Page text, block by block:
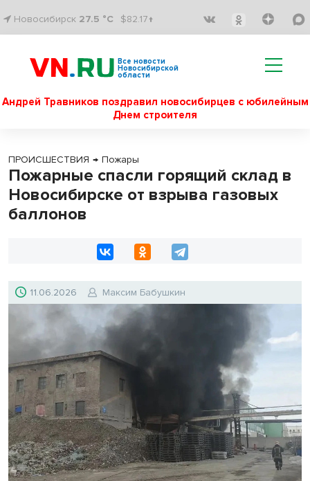
Новосибирск 27.5 °C $82.17↑
Все новости
Новосибирской
области
Андрей Травников поздравил новосибирцев с юбилейным
Днем строителя
ПРОИСШЕСТВИЯ → Пожары
Пожарные спасли горящий склад в
Новосибирске от взрыва газовых
баллонов
11.06.2026 Максим Бабушкин